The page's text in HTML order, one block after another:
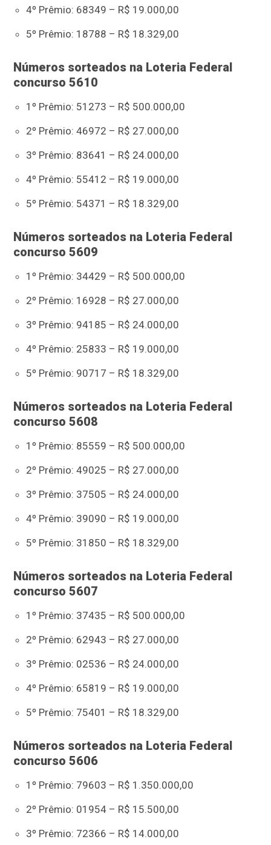
4º Prêmio: 68349 – R$ 19.000,00
5º Prêmio: 18788 – R$ 18.329,00
Números sorteados na Loteria Federal
concurso 5610
1º Prêmio: 51273 – R$ 500.000,00
2º Prêmio: 46972 – R$ 27.000,00
3º Prêmio: 83641 – R$ 24.000,00
4º Prêmio: 55412 – R$ 19.000,00
5º Prêmio: 54371 – R$ 18.329,00
Números sorteados na Loteria Federal
concurso 5609
1º Prêmio: 34429 – R$ 500.000,00
2º Prêmio: 16928 – R$ 27.000,00
3º Prêmio: 94185 – R$ 24.000,00
4º Prêmio: 25833 – R$ 19.000,00
5º Prêmio: 90717 – R$ 18.329,00
Números sorteados na Loteria Federal
concurso 5608
1º Prêmio: 85559 – R$ 500.000,00
2º Prêmio: 49025 – R$ 27.000,00
3º Prêmio: 37505 – R$ 24.000,00
4º Prêmio: 39090 – R$ 19.000,00
5º Prêmio: 31850 – R$ 18.329,00
Números sorteados na Loteria Federal
concurso 5607
1º Prêmio: 37435 – R$ 500.000,00
2º Prêmio: 62943 – R$ 27.000,00
3º Prêmio: 02536 – R$ 24.000,00
4º Prêmio: 65819 – R$ 19.000,00
5º Prêmio: 75401 – R$ 18.329,00
Números sorteados na Loteria Federal
concurso 5606
1º Prêmio: 79603 – R$ 1.350.000,00
2º Prêmio: 01954 – R$ 15.500,00
3º Prêmio: 72366 – R$ 14.000,00